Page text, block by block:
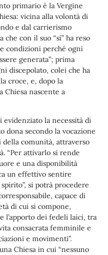
primario è la Vergine
vicina alla volontà di
e dal carrierismo
che con il suo “sì” ha reso
condizioni perché ogni
generata”; prima
discepolato, colei che ha
croce, e, dopo la
Chiesa nascente a
evidenziato la necessità di
dona secondo la vocazione
comunità, attraverso
“Per attivarlo si rende
e una disponibilità
un effettivo sentire
si potrà procedere
capace di
di cui si compone,
l’apporto dei fedeli laici, tra
consacrata femminile e
e movimenti”.
Chiesa in cui “nessuno